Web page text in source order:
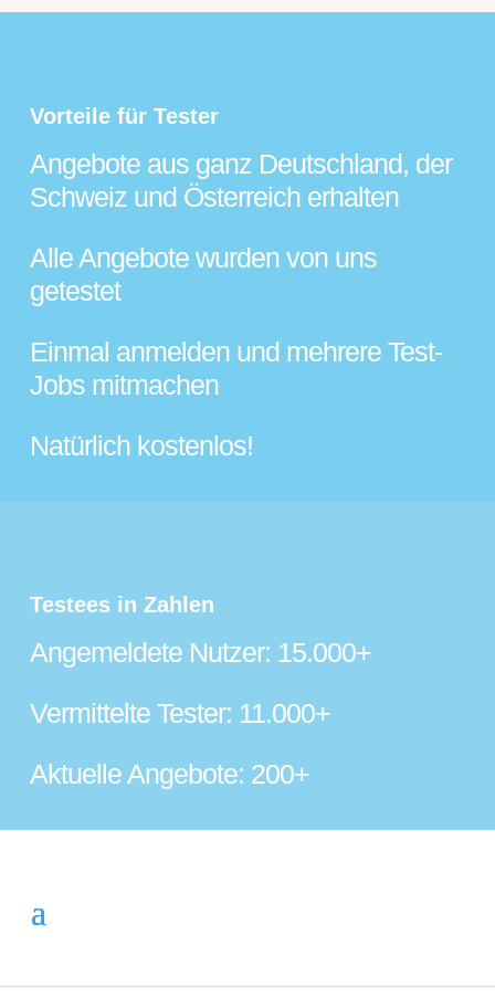
Vorteile für Tester
Angebote aus ganz Deutschland, der
Schweiz und Österreich erhalten
Alle Angebote wurden von uns
getestet
Einmal anmelden und mehrere Test-
Jobs mitmachen
Natürlich kostenlos!
Testees in Zahlen
Angemeldete Nutzer: 15.000+
Vermittelte Tester: 11.000+
Aktuelle Angebote: 200+